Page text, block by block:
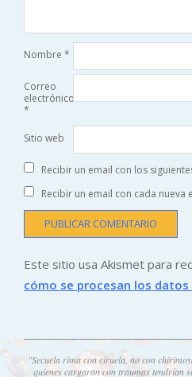
Nombre *
Correo
electrónico
*
Sitio web
Recibir un email con los
Recibir un email con cada nueva
Este sitio usa Akismet para
cómo se procesan los
"Secuela rima con ciruela, no con
quienes cargaran con traumas tendrían